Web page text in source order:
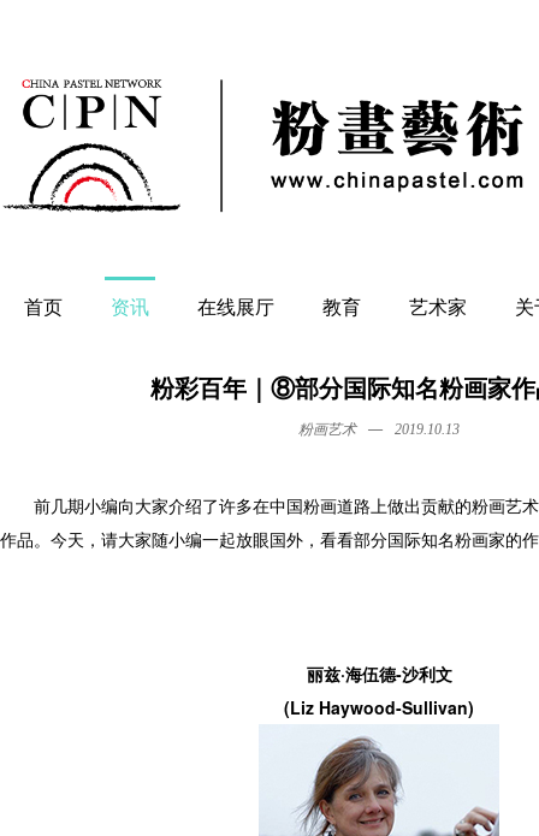
首页 资讯 在线展厅 教育 艺术家
粉彩百年｜⑧部分国际知名粉画家
粉画艺术 — 2019.10.13
前几期小编向大家介绍了许多在中国粉画道路上做出贡献的粉画艺
作品。今天，请大家随小编一起放眼国外，看看部分国际知名粉画家的
丽兹·海伍德-沙利文
(Liz Haywood-Sullivan)